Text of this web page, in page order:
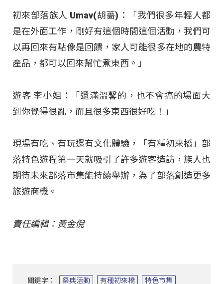
初來部落族人 Umav(胡薔)：「我們很多年輕人都
是在外面工作，剛好有這個時間這個活動，我們可
以再回來有點像是回饋，家人可能很多在地的農特
產品，都可以回來幫忙煮東西。」
遊客 李小姐：「還滿溫馨的，也不會搞的場面大
到你覺得很亂，而且很多東西很好吃！」
現場有吃、有玩還有文化體驗，「有種初來橋」部
落特色遊程第一天就吸引了許多遊客造訪，族人也
期待未來部落市集能持續舉辦，為了部落創造更多
旅遊商機。
責任編輯：黃金倪
關鍵字： 祭典活動 有種初來橋 特色市集